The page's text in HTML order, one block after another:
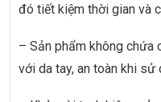
đó tiết kiệm thời gian và
– Sản phẩm không chứa
với da tay, an toàn khi sử